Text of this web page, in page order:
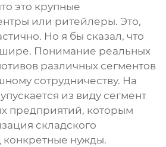
это крупные
или ритейлеры. Это,
Но я бы сказал, что
Понимание реальных
различных сегментов
сотрудничеству. На
из виду сегмент
предприятий, которым
складского
конкретные нужды.